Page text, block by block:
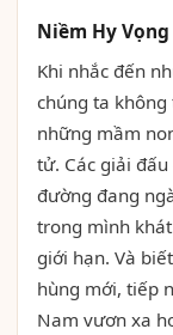
Niềm Hy
Khi nhắc đến
chúng ta
những mầm
tử. Các giải
đường đang
trong mình
giới hạn. Và
hùng mới, tiếp
Nam vươn xa